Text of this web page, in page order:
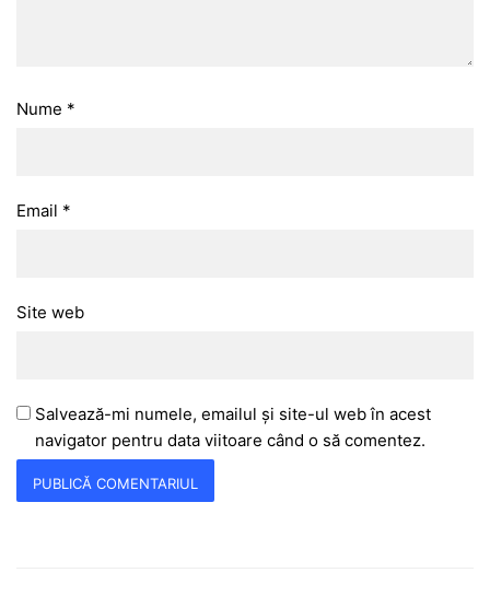
Nume *
Email *
Site web
Salvează-mi numele, emailul și site-ul web în acest
navigator pentru data viitoare când o să comentez.